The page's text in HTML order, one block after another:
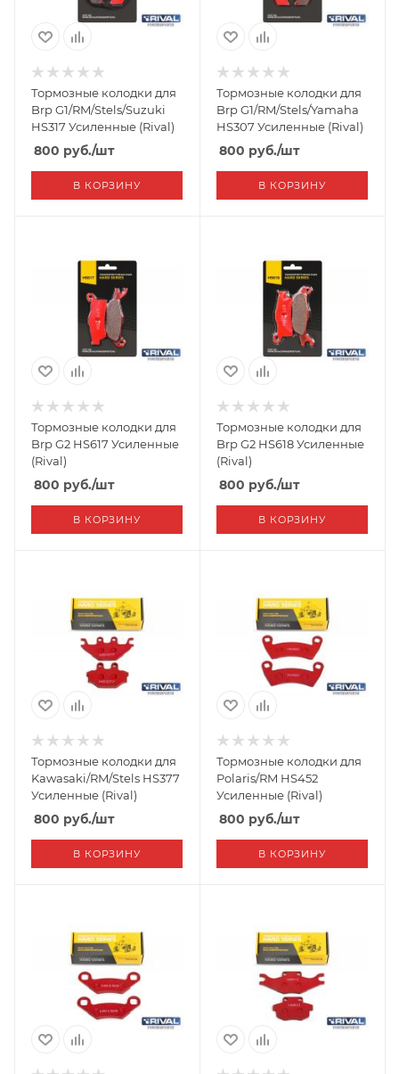
Тормозные колодки для
Brp G1/RM/Stels/Suzuki
HS317 Усиленные (Rival)
800 руб./шт
В КОРЗИНУ
Тормозные колодки для
Brp G1/RM/Stels/Yamaha
HS307 Усиленные (Rival)
800 руб./шт
В КОРЗИНУ
Тормозные колодки для
Brp G2 HS617 Усиленные
(Rival)
800 руб./шт
В КОРЗИНУ
Тормозные колодки для
Brp G2 HS618 Усиленные
(Rival)
800 руб./шт
В КОРЗИНУ
Тормозные колодки для
Kawasaki/RM/Stels HS377
Усиленные (Rival)
800 руб./шт
В КОРЗИНУ
Тормозные колодки для
Polaris/RM HS452
Усиленные (Rival)
800 руб./шт
В КОРЗИНУ